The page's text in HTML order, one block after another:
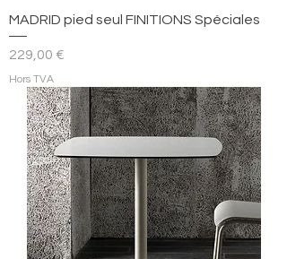
MADRID pied seul FINITIONS Spéciales
Prix
229,00 €
Hors TVA